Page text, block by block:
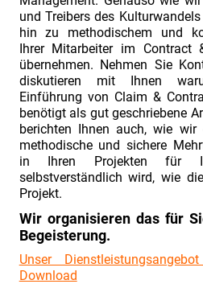
und Treibers des
hin zu methodischem und
Ihrer Mitarbeiter im Contract
übernehmen. Nehmen Sie
diskutieren mit Ihnen
Einführung von Claim &
benötigt als gut geschriebene
berichten Ihnen auch, wie
methodische und sichere
in Ihren Projekten für
selbstverständlich wird, wie
Projekt.
Wir organisieren das für
Begeisterung.
Unser
Download